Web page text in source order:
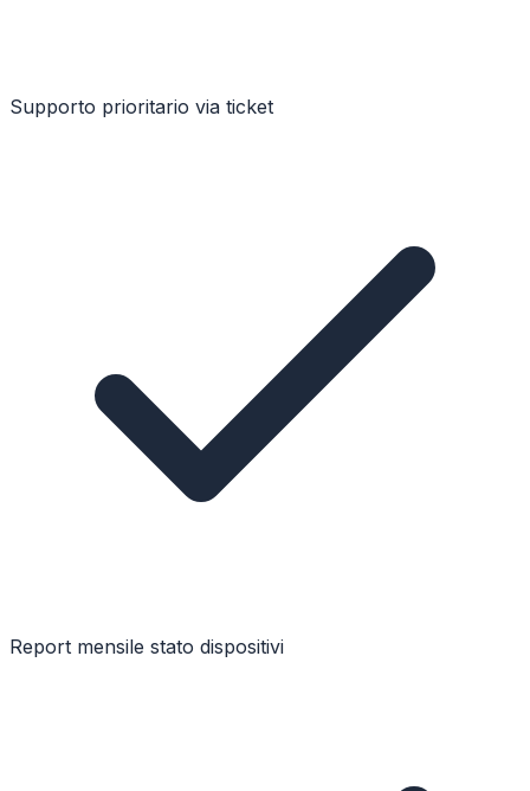
Supporto prioritario via ticket
Report mensile stato dispositivi